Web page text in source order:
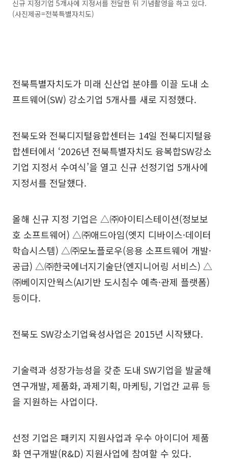
신규 지정기업 5개사에 지정서를 전달한 뒤 기념촬영을 하고 있다.
(사진제공=전북특별자치도)
전북특별자치도가 미래 신산업 분야를 이끌 도내 소
프트웨어(SW) 강소기업 5개사를 새로 지정했다.
전북도와 전북디지털융합센터는 14일 전북디지털융
합센터에서 ‘2026년 전북특별자치도 융복합SW강소
기업 지정서 수여식’을 열고 신규 선정기업 5개사에
지정서를 전달했다.
올해 신규 지정 기업은 △㈜아이티스테이션(정보보
호 소프트웨어) △㈜애드아임(엣지 디바이스·데이터
학습시스템) △㈜모노플로우(응용 소프트웨어 개발·
공급) △㈜한국에너지기술단(엔지니어링 서비스) △
㈜베이지안웍스(AI기반 도시침수 예측·관제 플랫폼)
등이다.
전북도 SW강소기업육성사업은 2015년 시작됐다.
기술력과 성장가능성을 갖춘 도내 SW기업을 발굴해
연구개발, 제품화, 과제기획, 마케팅, 기업간 교류 등
을 지원하는 사업이다.
선정 기업은 패키지 지원사업과 우수 아이디어 제품
화 연구개발(R&D) 지원사업에 참여할 수 있다.